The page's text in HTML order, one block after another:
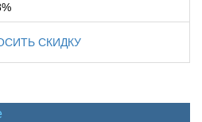
СКИДКУ